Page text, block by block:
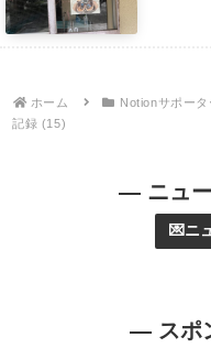
ホーム Notionサポータ
記録 (15)
— ニュ
💌ニ
— スポ